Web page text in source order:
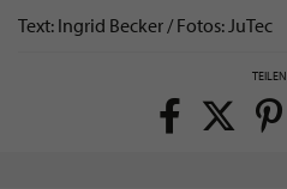
Text: Ingrid Becker / Fotos: JuTec
TEILEN